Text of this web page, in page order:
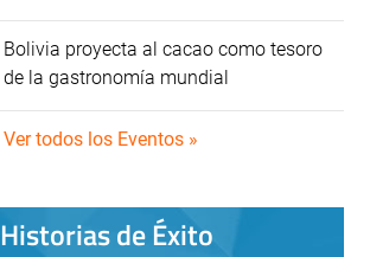
Bolivia proyecta al cacao como tesoro
de la gastronomía mundial
Ver todos los Eventos »
Historias de Éxito